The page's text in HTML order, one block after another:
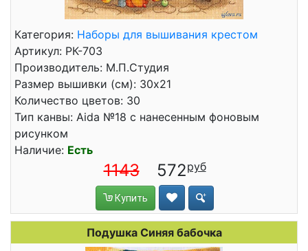
Категория: Наборы для вышивания крестом
Артикул: РК-703
Производитель: М.П.Студия
Размер вышивки (см): 30x21
Количество цветов: 30
Тип канвы: Aida №18 с нанесенным фоновым
рисунком
Наличие: Есть
1143 572
Купить
Подушка Синяя бабочка